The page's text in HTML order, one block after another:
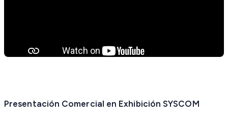
Presentación Comercial en Exhibición SYSCOM